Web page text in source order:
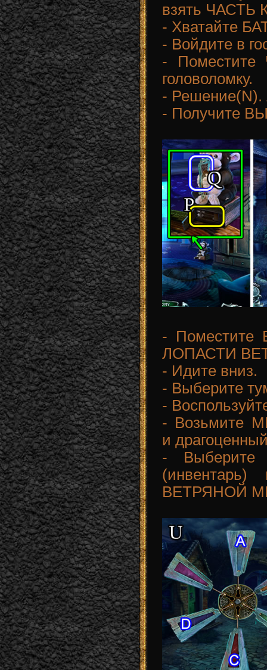
взять ЧАСТЬ
- Хватайте
- Войдите в
-
головоломку.
- Решение(N).
- Получите
- Поместите
ЛОПАСТИ
- Идите вниз.
- Выберите
-
- Возьмите
и
-
ВЕТРЯНОЙ